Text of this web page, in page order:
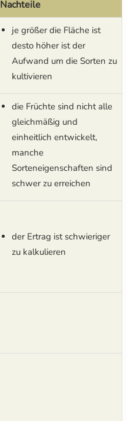
Nachteile
je größer die Fläche ist
desto höher ist der
Aufwand um die Sorten zu
kultivieren
die Früchte sind nicht alle
gleichmäßig und
einheitlich entwickelt,
manche
Sorteneigenschaften sind
schwer zu erreichen
der Ertrag ist schwieriger
zu kalkulieren